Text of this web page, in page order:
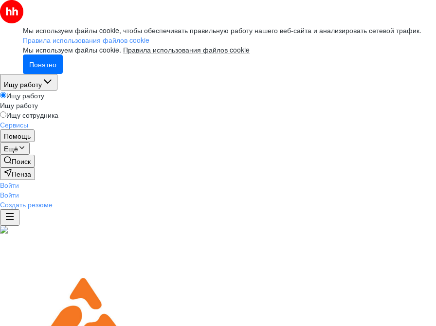
Мы используем файлы cookie, чтобы обеспечивать правильную работу нашего веб-сайта и анализировать сетевой трафик.
Правила использования файлов cookie
Мы используем файлы cookie. Правила использования файлов cookie
Понятно
Ищу работу
Ищу работу
Ищу работу
Ищу сотрудника
Сервисы
Помощь
Ещё
Поиск
Пенза
Войти
Войти
Создать резюме